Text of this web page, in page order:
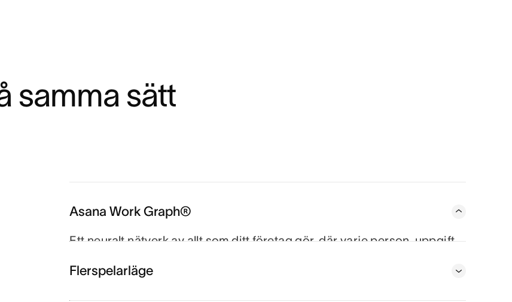
samma sätt
Asana Work Graph®
Ett neuralt nätverk av allt som ditt företag gör, där varje person, uppgift,
agenter alltid vet vem som gör vad, när och mot vilket mål.
Flerspelarläge